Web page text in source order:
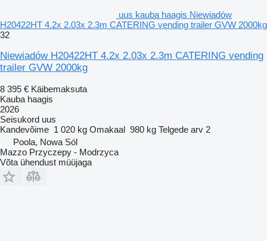
uus kauba haagis Niewiadów
H20422HT 4.2x 2.03x 2.3m CATERING vending trailer GVW 2000kg
32
Niewiadów H20422HT 4.2x 2.03x 2.3m CATERING vending
trailer GVW 2000kg
8 395 € Käibemaksuta
Kauba haagis
2026
Seisukord uus
Kandevõime 1 020 kg Omakaal 980 kg Telgede arv 2
Poola, Nowa Sól
Mazzo Przyczepy - Modrzyca
Võta ühendust müüjaga